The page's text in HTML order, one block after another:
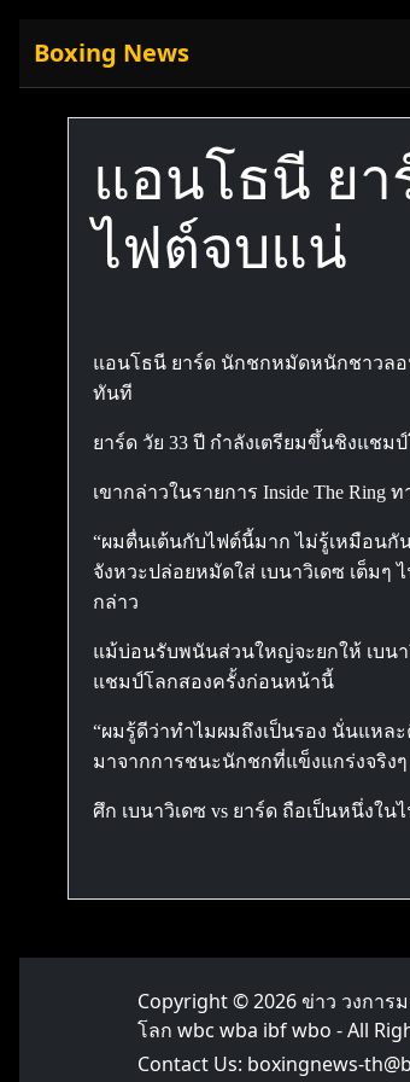
Boxing News
แอนโธนี ยา
ไฟต์จบแน่
แอนโธนี ยาร์ด นักชกหมัดหนักชาวลอ
ทันที
ยาร์ด วัย 33 ปี กำลังเตรียมขึ้นชิงแชม
เขากล่าวในรายการ Inside The
“ผมตื่นเต้นกับไฟต์นี้มาก ไม่รู้เหมือน
จังหวะปล่อยหมัดใส่ เบนาวิเดซ เต็ม
กล่าว
แม้บ่อนรับพนันส่วนใหญ่จะยกให้ เบนา
แชมป์โลกสองครั้งก่อนหน้านี้
“ผมรู้ดีว่าทำไมผมถึงเป็นรอง นั่นแห
มาจากการชนะนักชกที่แข็งแกร่งจริง
ศึก เบนาวิเดซ vs ยาร์ด ถือเป็นหนึ่งใ
Copyright © 2026ข่าว วงการ
โลก wbc wba ibf wbo - All
Contact Us: boxingnews-